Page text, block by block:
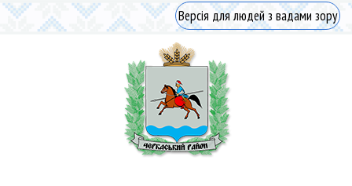
Версія для людей з вадами зору